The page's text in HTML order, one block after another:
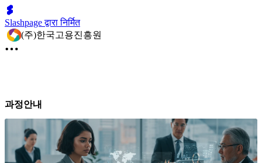
Slashpage द्वारा निर्मित
(주)한국고용진흥원
과정안내